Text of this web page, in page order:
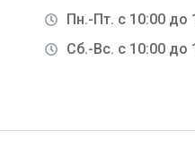
Пн.-Пт. с 10:00 до
Сб.-Вс. с 10:00 до